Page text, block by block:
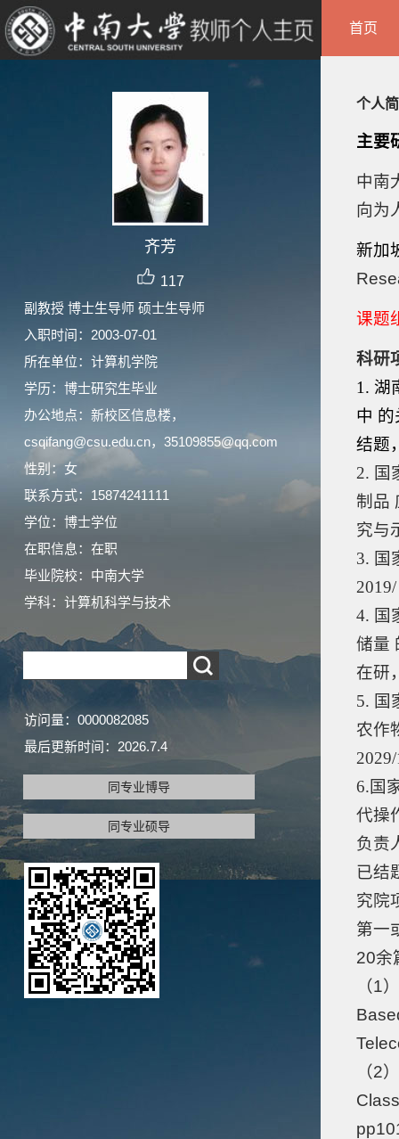
齐芳
117
副教授 博士生导师 硕士生导师
入职时间：2003-07-01
所在单位：计算机学院
学历：博士研究生毕业
办公地点：新校区信息楼，
csqifang@csu.edu.cn，35109855@qq.com
性别：女
联系方式：15874241111
学位：博士学位
在职信息：在职
毕业院校：中南大学
学科：计算机科学与技术
访问量： 0000082085
最后更新时间： 2026.7.4
同专业博导
同专业硕导
首页
个人
主要
中南
向为
新加
课题
科研
1. 湖
中 的
结题
2. 国
制品
究与
3. 国
4. 国
储量
在研
5. 国
农作
6.国
代操
负责
已结
究院
第一
20余
（1
（2